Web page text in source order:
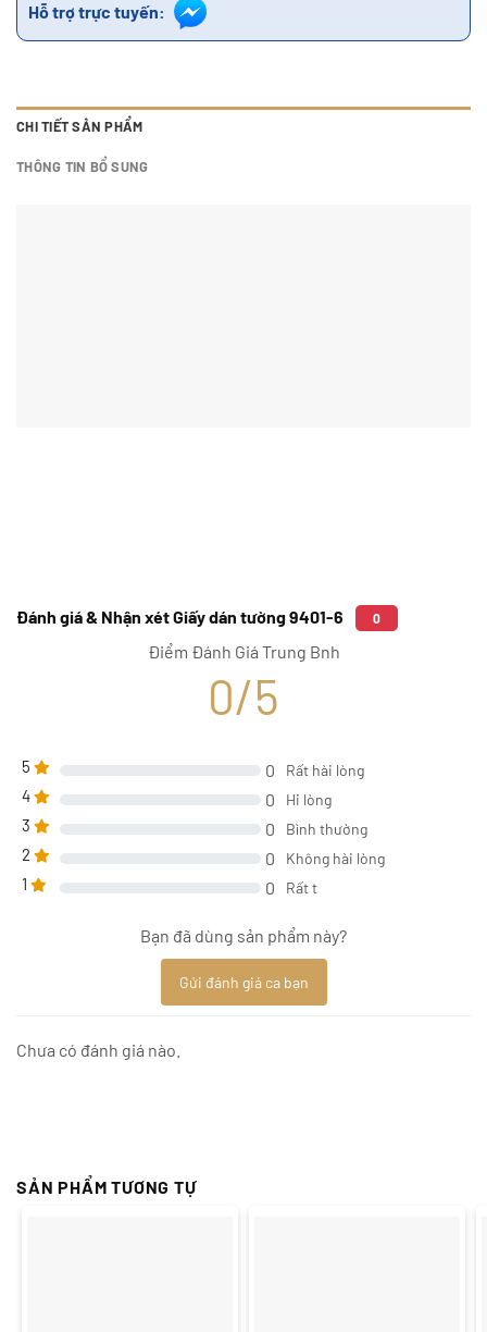
Hỗ trợ trực tuyến:
CHI TIẾT SẢN PHẨM
THÔNG TIN BỔ SUNG
Đánh giá & Nhận xét Giấy dán tường 9401-6 0
Điểm Đánh Giá Trung Bnh
0/5
5 0 Rất hài lòng
4 0 Hi lòng
3 0 Bình thường
2 0 Không hài lòng
1 0 Rất t
Bạn đã dùng sản phẩm này?
Gửi đánh giá ca bạn
Chưa có đánh giá nào.
SẢN PHẨM TƯƠNG TỰ